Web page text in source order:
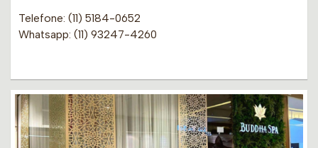
Telefone: (11) 5184-0652
Whatsapp: (11) 93247-4260